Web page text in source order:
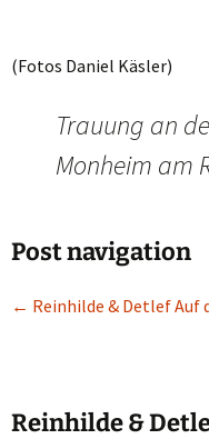
(Fotos Daniel Käsler)
Trauung an
Monheim am
Post navigation
← Reinhilde & DetlefAuf
Reinhilde &